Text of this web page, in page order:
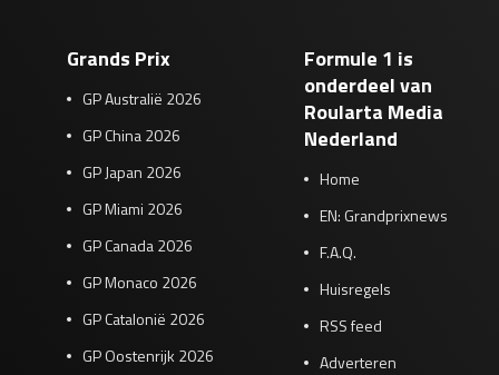
Grands Prix
GP Australië 2026
GP China 2026
GP Japan 2026
GP Miami 2026
GP Canada 2026
GP Monaco 2026
GP Catalonië 2026
GP Oostenrijk 2026
Formule 1 is
onderdeel van
Roularta Media
Nederland
Home
EN: Grandprixnews
F.A.Q.
Huisregels
RSS feed
Adverteren